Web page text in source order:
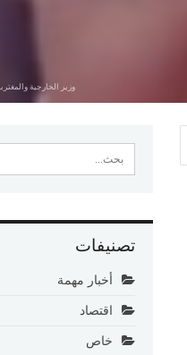
وزير الخارجية
تصنيفات
أخبار مهمة
اقتصاد
خاص